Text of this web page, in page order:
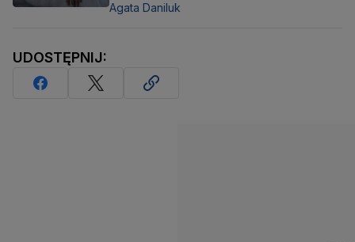
Agata Daniluk
UDOSTĘPNIJ: